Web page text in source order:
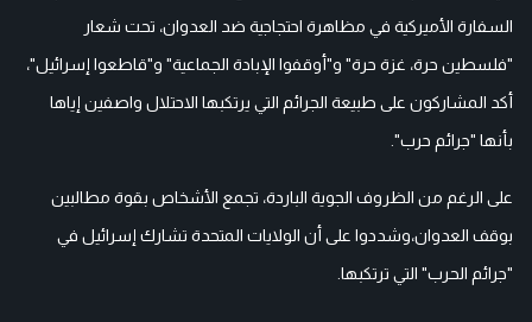
السفارة الأميركية في مظاهرة احتجاجية ضد العدوان، تحت شعار
"فلسطين حرة، غزة حرة" و"أوقفوا الإبادة الجماعية" و"قاطعوا إسرائيل"،
أكد المشاركون على طبيعة الجرائم التي يرتكبها الاحتلال واصفين إياها
بأنها "جرائم حرب".
على الرغم من الظروف الجوية الباردة، تجمع الأشخاص بقوة مطالبين
بوقف العدوان،وشددوا على أن الولايات المتحدة تشارك إسرائيل في
"جرائم الحرب" التي ترتكبها.